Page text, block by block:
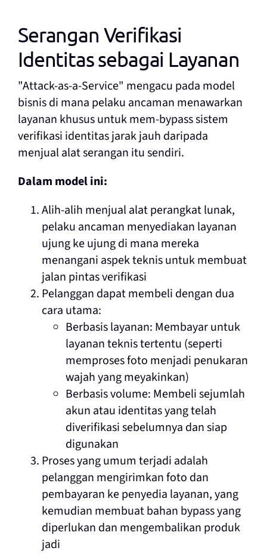
Serangan Verifikasi
Identitas sebagai Layanan
"Attack-as-a-Service" mengacu pada model
bisnis di mana pelaku ancaman menawarkan
layanan khusus untuk mem-bypass sistem
verifikasi identitas jarak jauh daripada
menjual alat serangan itu sendiri.
Dalam model ini:
Alih-alih menjual alat perangkat lunak,
pelaku ancaman menyediakan layanan
ujung ke ujung di mana mereka
menangani aspek teknis untuk membuat
jalan pintas verifikasi
Pelanggan dapat membeli dengan dua
cara utama:
Berbasis layanan: Membayar untuk
layanan teknis tertentu (seperti
memproses foto menjadi penukaran
wajah yang meyakinkan)
Berbasis volume: Membeli sejumlah
akun atau identitas yang telah
diverifikasi sebelumnya dan siap
digunakan
Proses yang umum terjadi adalah
pelanggan mengirimkan foto dan
pembayaran ke penyedia layanan, yang
kemudian membuat bahan bypass yang
diperlukan dan mengembalikan produk
jadi